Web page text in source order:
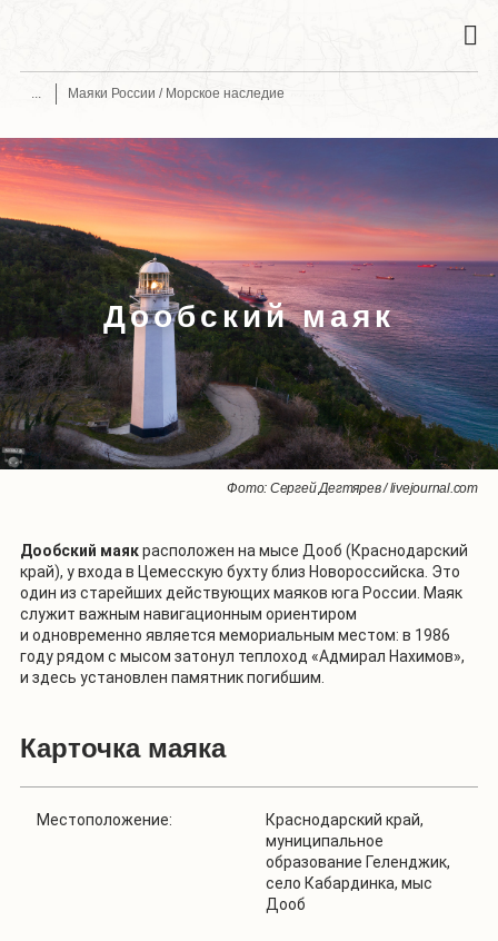
Маяки России / Морское наследие
Дообский маяк
Фото: Сергей Дегтярев / livejournal.com
Дообский маякрасположен на мысе Дооб (Краснодарский
край), у входа в Цемесскую бухту близ Новороссийска. Это
один из старейших действующих маяков юга России. Маяк
служит важным навигационным ориентиром
и одновременно является мемориальным местом: в 1986
году рядом с мысом затонул теплоход «Адмирал Нахимов»,
и здесь установлен памятник погибшим.
Карточка маяка
Местоположение:
Краснодарский край,
муниципальное
образование Геленджик,
село Кабардинка, мыс
Дооб